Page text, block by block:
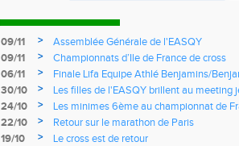
09/11 >
Assemblée Générale de l'EASQY
09/11
>
Championnats d’Ile de France de cross
06/11
>
Finale Lifa Equipe Athlé Benjamins/
30/10
>
Les filles de l'EASQY brillent au meeting
records du club battus
24/10 >
Les minimes 6ème au championnat de
22/10
>
Retour sur le marathon de Paris
19/10
>
Le cross est de retour